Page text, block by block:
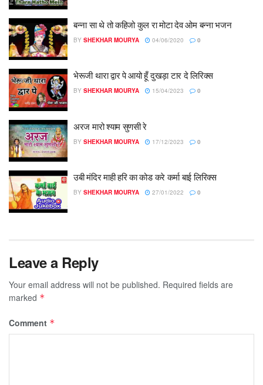
बन्ना सा थे तो कहिजो कुल रा मोटा देव ओम बन्ना भजन
BY SHEKHAR MOURYA 04/06/2020 0
भेरूजी थारा द्वार पे आयो हूँ दुखड़ा टार दे लिरिक्स
BY SHEKHAR MOURYA 15/04/2023 0
अरज मारो श्याम सुणसी रे
BY SHEKHAR MOURYA 17/12/2023 0
उबी मंदिर माही हरि का कोड करे कर्मा बाई लिरिक्स
BY SHEKHAR MOURYA 27/01/2022 0
Leave a Reply
Your email address will not be published. Required fields are
marked *
Comment *